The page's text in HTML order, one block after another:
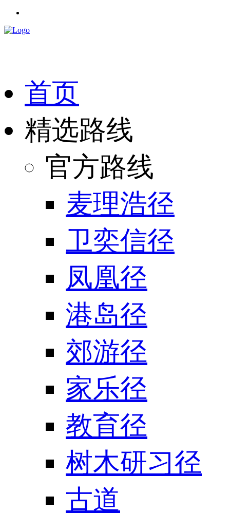
首页
精选路线
官方路线
麦理浩径
卫奕信径
凤凰径
港岛径
郊游径
家乐径
教育径
树木研习径
古道